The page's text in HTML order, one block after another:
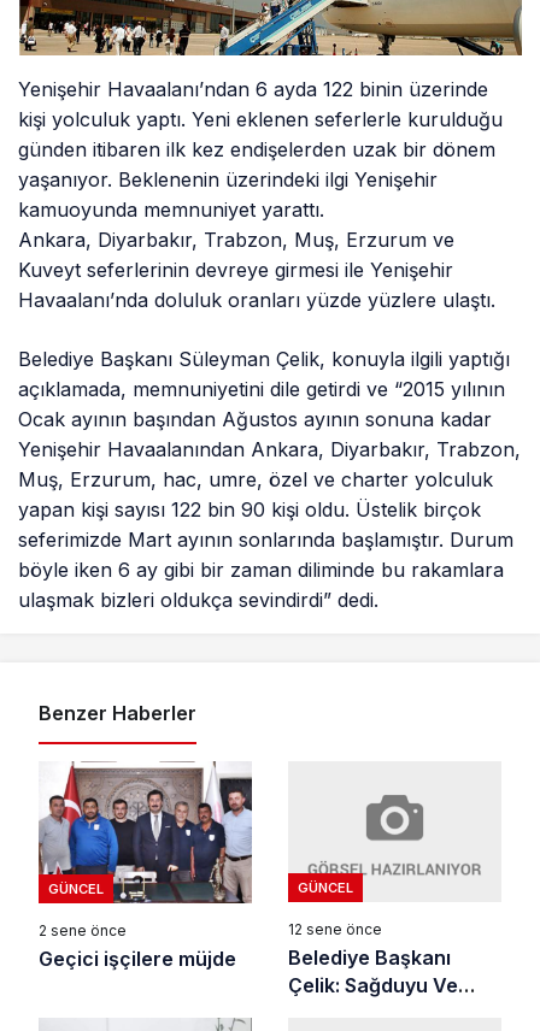
Yenişehir Havaalanı’ndan 6 ayda 122 binin üzerinde
kişi yolculuk yaptı. Yeni eklenen seferlerle kurulduğu
günden itibaren ilk kez endişelerden uzak bir dönem
yaşanıyor. Beklenenin üzerindeki ilgi Yenişehir
kamuoyunda memnuniyet yarattı.
Ankara, Diyarbakır, Trabzon, Muş, Erzurum ve
Kuveyt seferlerinin devreye girmesi ile Yenişehir
Havaalanı’nda doluluk oranları yüzde yüzlere ulaştı.
Belediye Başkanı Süleyman Çelik, konuyla ilgili yaptığı
açıklamada, memnuniyetini dile getirdi ve “2015 yılının
Ocak ayının başından Ağustos ayının sonuna kadar
Yenişehir Havaalanından Ankara, Diyarbakır, Trabzon,
Muş, Erzurum, hac, umre, özel ve charter yolculuk
yapan kişi sayısı 122 bin 90 kişi oldu. Üstelik birçok
seferimizde Mart ayının sonlarında başlamıştır. Durum
böyle iken 6 ay gibi bir zaman diliminde bu rakamlara
ulaşmak bizleri oldukça sevindirdi” dedi.
Benzer Haberler
GÜNCEL
2 sene önce
Geçici işçilere müjde
GÜNCEL
12 sene önce
Belediye Başkanı
Çelik: Sağduyu Ve